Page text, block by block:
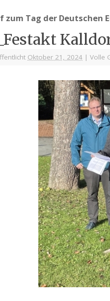
Tag der Deutschen
Oktober 21, 2024 | Volle